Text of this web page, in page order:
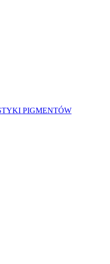
PIGMENTÓW